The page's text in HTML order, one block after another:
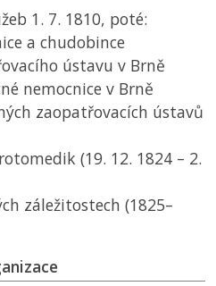
1. 7. 1810, poté:
a chudobince
ústavu v Brně
nemocnice v Brně
zaopatřovacích ústavů
(19. 12. 1824 – 2.
záležitostech (1825–